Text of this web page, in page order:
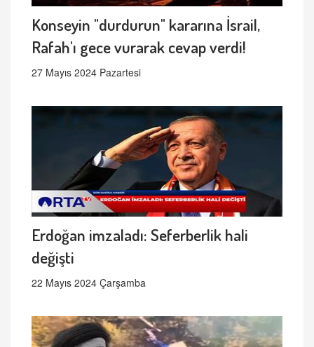
Konseyin "durdurun" kararına İsrail,
Rafah'ı gece vurarak cevap verdi!
27 Mayıs 2024 Pazartesi
Erdoğan imzaladı: Seferberlik hali
değişti
22 Mayıs 2024 Çarşamba